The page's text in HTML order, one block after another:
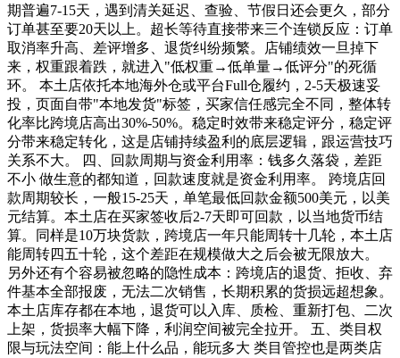
期普遍7-15天，遇到清关延迟、查验、节假日还会更久，部分
订单甚至要20天以上。超长等待直接带来三个连锁反应：订单
取消率升高、差评增多、退货纠纷频繁。店铺绩效一旦掉下
来，权重跟着跌，就进入"低权重→低单量→低评分"的死循
环。 本土店依托本地海外仓或平台Full仓履约，2-5天极速妥
投，页面自带"本地发货"标签，买家信任感完全不同，整体转
化率比跨境店高出30%-50%。稳定时效带来稳定评分，稳定评
分带来稳定转化，这是店铺持续盈利的底层逻辑，跟运营技巧
关系不大。 四、回款周期与资金利用率：钱多久落袋，差距
不小 做生意的都知道，回款速度就是资金利用率。 跨境店回
款周期较长，一般15-25天，单笔最低回款金额500美元，以美
元结算。本土店在买家签收后2-7天即可回款，以当地货币结
算。同样是10万块货款，跨境店一年只能周转十几轮，本土店
能周转四五十轮，这个差距在规模做大之后会被无限放大。
另外还有个容易被忽略的隐性成本：跨境店的退货、拒收、弃
件基本全部报废，无法二次销售，长期积累的货损远超想象。
本土店库存都在本地，退货可以入库、质检、重新打包、二次
上架，货损率大幅下降，利润空间被完全拉开。 五、类目权
限与玩法空间：能上什么品，能玩多大 类目管控也是两类店